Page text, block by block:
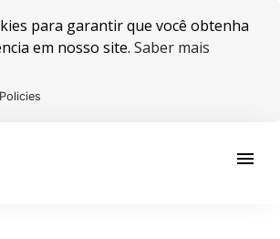
para garantir que você obtenha
em nosso site. Saber mais
menu